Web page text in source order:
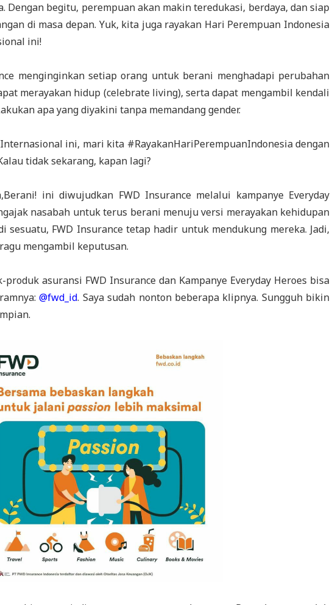
Dengan begitu, perempuan akan makin teredukasi, berdaya, dan siap
di masa depan. Yuk, kita juga rayakan Hari Perempuan Indonesia
ini!
menginginkan setiap orang untuk berani menghadapi perubahan
merayakan hidup (celebrate living), serta dapat mengambil kendali
apa yang diyakini tanpa memandang gender.
ini, mari kita #RayakanHariPerempuanIndonesia dengan
tidak sekarang, kapan lagi?
ini diwujudkan FWD Insurance melalui kampanye Everyday
nasabah untuk terus berani menuju versi merayakan kehidupan
sesuatu, FWD Insurance tetap hadir untuk mendukung mereka. Jadi,
mengambil keputusan.
asuransi FWD Insurance dan Kampanye Everyday Heroes bisa
@fwd_id. Saya sudah nonton beberapa klipnya. Sungguh bikin